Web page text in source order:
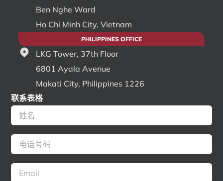
Ben Nghe Ward
Ho Chi Minh City, Vietnam
PHILIPPINES OFFICE
LKG Tower, 37th Floor
6801 Ayala Avenue
Makati City, Philippines 1226
联系表格